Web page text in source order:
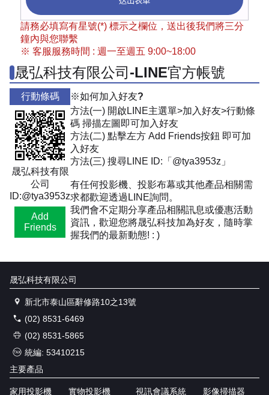
請務必填寫有星號(*) 標示之欄位，送出後我們將三分
鐘內與您聯繫
※ 客服服務時間 : 週一至週五 9:00~18:00
晟弘科技有限公司-LINE官方帳號
行動條碼
晟弘科技有限
公司
ID:@tya3953z
Add
Friends
※如何加入好友?
方法(一) 開啟LINE主選單>加入好友>行動條
碼 掃描左圖即可加入好友
方法(二) 點擊左方 Add Friends按鈕 即可加
入好友
方法(三) 搜尋LINE ID:「@tya3953z」
有任何投影機、投影布幕或其他產品相關需
求都歡迎透過LINE詢問。
我們會不定期分享產品相關訊息或優惠活動
資訊，歡迎您將晟弘科技加為好友，隨時掌
握我們的最新動態! : )
晟弘科技有限公司
新北市泰山區辭修路10之13號
(02) 8531-6469
(02) 8531-5865
統編: 53410215
主要產品
家用投影機 實物投影機 視訊會議系統 影像掃描器